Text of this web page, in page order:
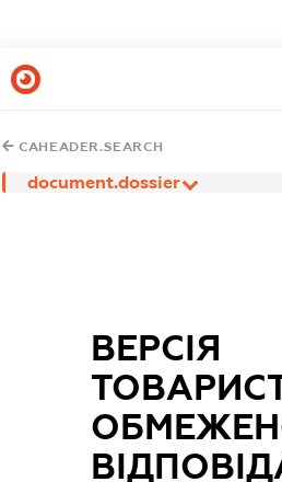
CAHEADER.SEARCH
document.dossier
ВЕРСІЯ